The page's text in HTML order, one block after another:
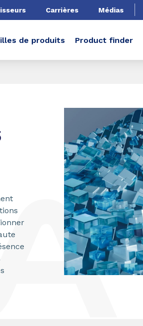
Carrières Médias
de produits Product finder